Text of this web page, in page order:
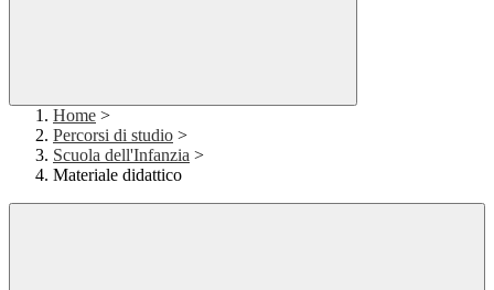
Home >
Percorsi di studio >
Scuola dell'Infanzia >
Materiale didattico